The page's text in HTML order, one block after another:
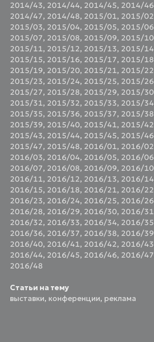
2014/43, 2014/44, 2014/45, 2014/46
2014/47, 2014/48, 2015/01, 2015/02
2015/03, 2015/04, 2015/05, 2015/06
2015/07, 2015/08, 2015/09, 2015/10
2015/11, 2015/12, 2015/13, 2015/14
2015/15, 2015/16, 2015/17, 2015/18
2015/19, 2015/20, 2015/21, 2015/22
2015/23, 2015/24, 2015/25, 2015/26
2015/27, 2015/28, 2015/29, 2015/30
2015/31, 2015/32, 2015/33, 2015/34
2015/35, 2015/36, 2015/37, 2015/38
2015/39, 2015/40, 2015/41, 2015/42
2015/43, 2015/44, 2015/45, 2015/46
2015/47, 2015/48, 2016/01, 2016/02
2016/03, 2016/04, 2016/05, 2016/06
2016/07, 2016/08, 2016/09, 2016/10
2016/11, 2016/12, 2016/13, 2016/14
2016/15, 2016/18, 2016/21, 2016/22
2016/23, 2016/24, 2016/25, 2016/26
2016/28, 2016/29, 2016/30, 2016/31
2016/32, 2016/33, 2016/34, 2016/35
2016/36, 2016/37, 2016/38, 2016/39
2016/40, 2016/41, 2016/42, 2016/43
2016/44, 2016/45, 2016/46, 2016/47
2016/48
Статьи на тему
выставки, конференции, реклама